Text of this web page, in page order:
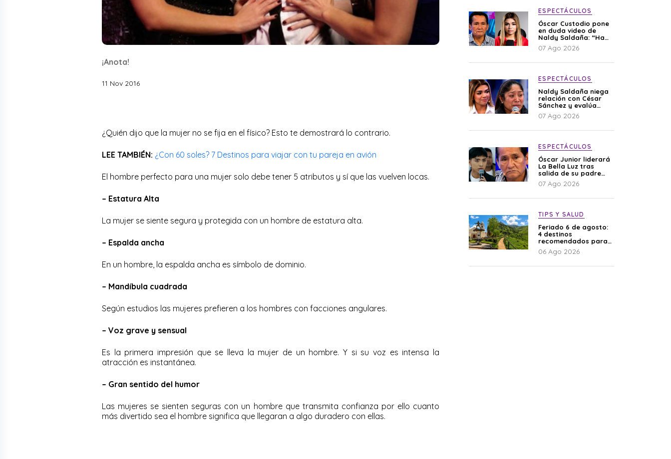
¡Anota!
11 Nov 2016
¿Quién dijo que la mujer no se fija en el físico? Esto te demostrará lo contrario.
LEE TAMBIÉN: ¿Con 60 soles? 7 Destinos para viajar con tu pareja en avión
El hombre perfecto para una mujer solo debe tener 5 atributos y sí que las vuelven locas.
– Estatura Alta
La mujer se siente segura y protegida con un hombre de estatura alta.
– Espalda ancha
En un hombre, la espalda ancha es símbolo de dominio.
– Mandíbula cuadrada
Según estudios las mujeres prefieren a los hombres con facciones angulares.
– Voz grave y sensual
Es la primera impresión que se lleva la mujer de un hombre. Y si su voz es intensa la
atracción es instantánea.
– Gran sentido del humor
Las mujeres se sienten seguras con un hombre que transmita confianza por ello cuanto
más divertido sea el hombre significa que llegaran a algo duradero con ellas.
ESPECTÁCULOS
Óscar Custodio pone
en duda video de
Naldy Saldaña: “Hay
cosas que de repente
se han editado”
07 Ago 2026
ESPECTÁCULOS
Naldy Saldaña niega
relación con César
Sánchez y evalúa
denunciar a su
esposa: “Es una
07 Ago 2026
ESPECTÁCULOS
Óscar Junior liderará
La Bella Luz tras
salida de su padre
por polémica con
Naldy Saldaña
07 Ago 2026
TIPS Y SALUD
Feriado 6 de agosto:
4 destinos
recomendados para
disfrutar el descanso
06 Ago 2026